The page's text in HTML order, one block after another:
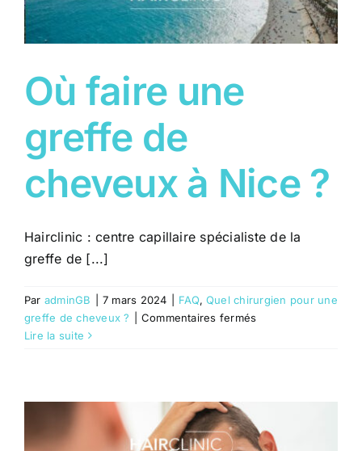
Cannes
?
Où faire une
greffe de
cheveux à Nice ?
Hairclinic : centre capillaire spécialiste de la
greffe de [...]
Par adminGB 7 mars 2024 FAQ,Quel chirurgien pour une
greffe de cheveux ?
Commentaires ferméssur
cheveux
à
Lire la suite